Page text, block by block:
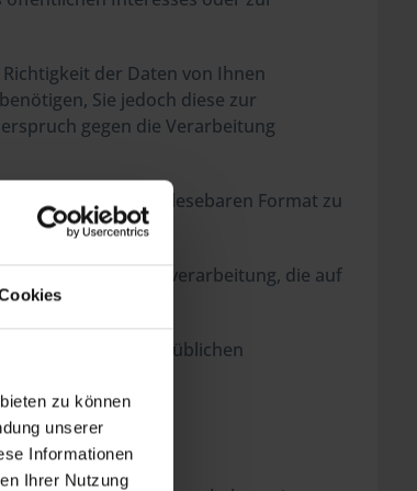
zu können
unserer
Informationen
Ihrer Nutzung
der Daten von Ihnen
Sie jedoch diese zur
gegen die Verarbeitung
und maschinenlesebaren Format zu
dass wir die Datenverarbeitung, die auf
Ihres üblichen